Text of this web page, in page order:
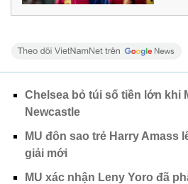
Chelsea bỏ túi số tiền lớn khi
Newcastle
MU đôn sao trẻ Harry Amass
giải mới
MU xác nhận Leny Yoro đã